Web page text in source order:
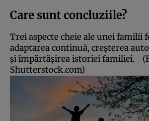
Care sunt concluziile?
Trei aspecte cheie ale unei familii
adaptarea continuă, creşterea
şi împărtăşirea istoriei familiei.
Shutterstock.com)